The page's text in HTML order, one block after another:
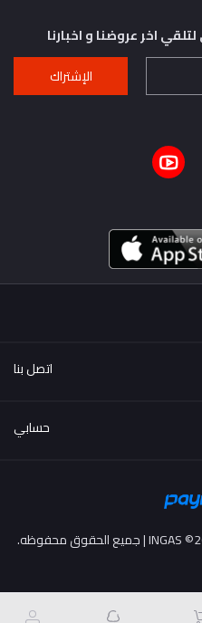
اخر عروضنا و اخبارنا
الإشتراك
اتصل بنا
حسابي